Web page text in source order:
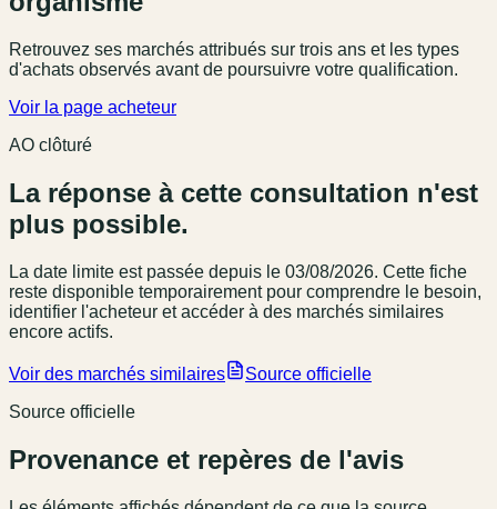
Retrouvez ses marchés attribués sur trois ans et les types
d'achats observés avant de poursuivre votre qualification.
Voir la page acheteur
AO clôturé
La réponse à cette consultation n'est
plus possible.
La date limite est passée depuis le 03/08/2026. Cette fiche
reste disponible temporairement pour comprendre le besoin,
identifier l'acheteur et accéder à des marchés similaires
encore actifs.
Voir des marchés similaires
Source officielle
Source officielle
Provenance et repères de l'avis